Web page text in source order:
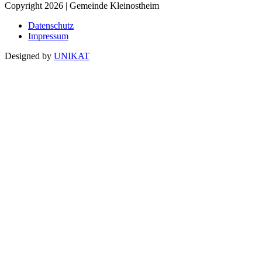
Copyright 2026 | Gemeinde Kleinostheim
Datenschutz
Impressum
Designed by UNIKAT